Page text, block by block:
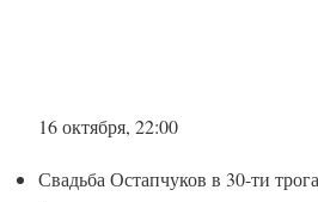
16 октября, 22:00
Свадьба Остапчуков в 30-ти